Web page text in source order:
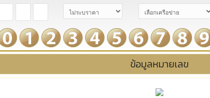
ข้อมูลหมายเลข